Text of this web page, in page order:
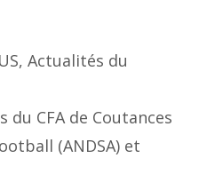
, Actualités du
CFA de Coutances
(ANDSA) et